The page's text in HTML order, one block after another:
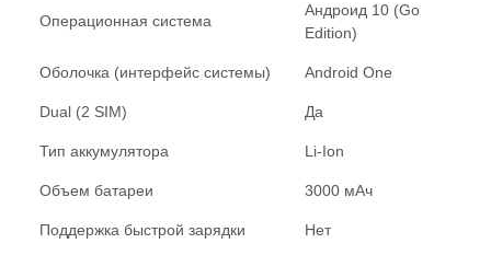
Операционная система
Андроид 10 (Go
Edition)
Оболочка (интерфейс системы) Android One
Dual (2 SIM) Да
Тип аккумулятора Li-Ion
Объем батареи 3000 мАч
Поддержка быстрой зарядки Нет